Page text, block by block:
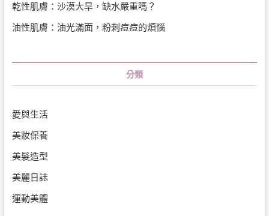
乾性肌膚：沙漠大旱，缺水嚴重嗎？
油性肌膚：油光滿面，粉刺痘痘的煩惱
分類
愛與生活
美妝保養
美髮造型
美麗日誌
運動美體